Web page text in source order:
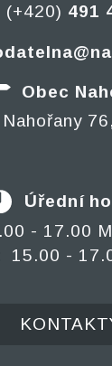
(+420) 491
Obec
Nahořany
Úřední
- 17.00
15.00 -